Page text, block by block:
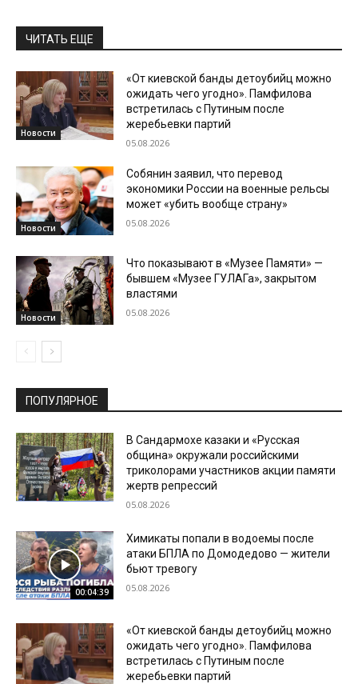
ЧИТАТЬ ЕЩЕ
Новости
«От киевской банды детоубийц можно
ожидать чего угодно». Памфилова
встретилась с Путиным после
жеребьевки партий
05.08.2026
Новости
Собянин заявил, что перевод
экономики России на военные рельсы
может «убить вообще страну»
05.08.2026
Новости
Что показывают в «Музее Памяти» —
бывшем «Музее ГУЛАГа», закрытом
властями
05.08.2026
ПОПУЛЯРНОЕ
В Сандармохе казаки и «Русская
община» окружали российскими
триколорами участников акции памяти
жертв репрессий
05.08.2026
00:04:39
Химикаты попали в водоемы после
атаки БПЛА по Домодедово — жители
бьют тревогу
05.08.2026
«От киевской банды детоубийц можно
ожидать чего угодно». Памфилова
встретилась с Путиным после
жеребьевки партий